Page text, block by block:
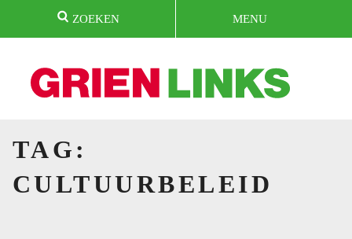
springen
ZOEKEN MENU
TAG:
CULTUURBELEID